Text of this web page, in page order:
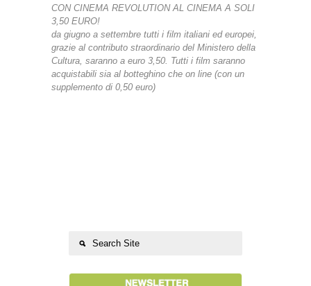
CON CINEMA REVOLUTION AL CINEMA A SOLI
3,50 EURO!
da giugno a settembre tutti i film italiani ed europei,
grazie al contributo straordinario del Ministero della
Cultura, saranno a euro 3,50. Tutti i film saranno
acquistabili sia al botteghino che on line (con un
supplemento di 0,50 euro)